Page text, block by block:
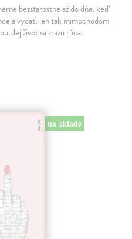
bezstarostne až do dňa, keď
vydať, len tak mimochodom
Jej život sa zrazu rúca.
na sklade